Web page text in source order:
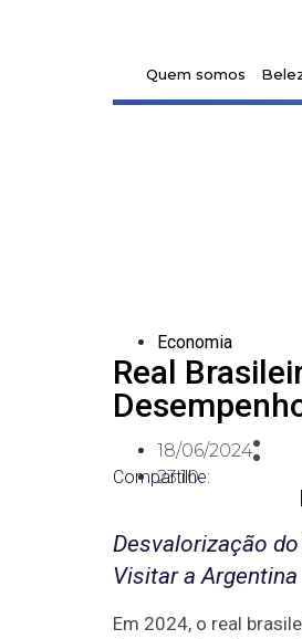
Quem somos
Economia
Real
18/06/2024
23:10
Compartilhe:
Desvalorização
Visitar a Argentina
Em 2024, o real